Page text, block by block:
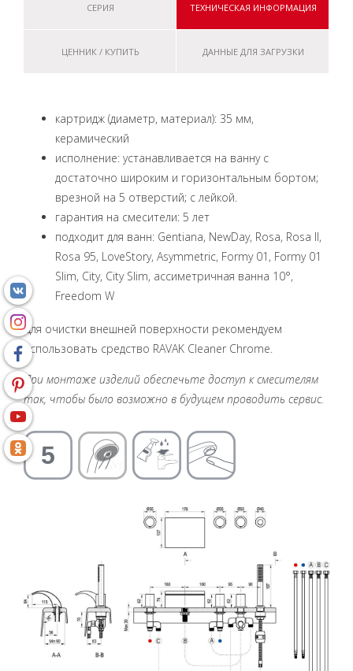
СЕРИЯ ТЕХНИЧЕСКАЯ ИНФОРМАЦИЯ
ЦЕННИК / КУПИТЬ ДАННЫЕ ДЛЯ ЗАГРУЗКИ
картридж (диаметр, материал): 35 мм,
керамический
исполнение: устанавливается на ванну с
достаточно широким и горизонтальным бортом;
врезной на 5 отверстий; с лейкой.
гарантия на смесители: 5 лет
подходит для ванн: Gentiana, NewDay, Rosa, Rosa II,
Rosa 95, LoveStory, Asymmetric, Formy 01, Formy 01
Slim, City, City Slim, ассиметричная ванна 10°,
Freedom W
Для очистки внешней поверхности рекомендуем
использовать средство RAVAK Cleaner Chrome.
При монтаже изделий обеспечьте доступ к смесителям
так, чтобы было возможно в будущем проводить сервис.